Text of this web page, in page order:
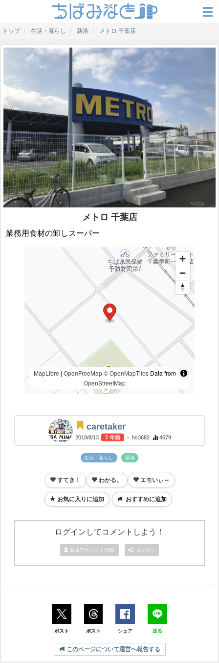
トップ 生活・暮らし 新港 メトロ 千葉店
メトロ 千葉店
業務用食材の卸しスーパー
MapLibre | OpenFreeMap © OpenMapTilesData from
OpenStreetMap
caretaker
2018/8/13 7 年前 - №3682 4679
生活・暮らし 新港
すてき！ わかる。 エモいぃ～
お気に入りに追加 おすすめに追加
ログインしてコメントしよう！
新規アカウント登録 ログイン
ポスト ポスト シェア 送る
このページについて運営へ報告する